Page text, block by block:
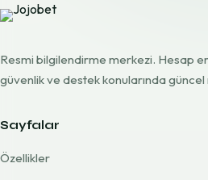
Resmi bilgilendirme merkezi. Hesap
güvenlik ve destek konularında
Sayfalar
Özellikler